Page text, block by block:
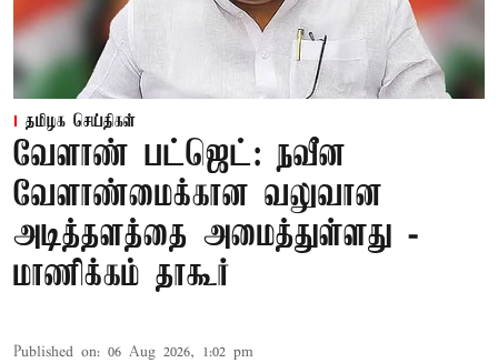
தமிழக செய்திகள்
வேளாண் பட்ஜெட்: நவீன
வேளாண்மைக்கான வலுவான
அடித்தளத்தை அமைத்துள்ளது -
மாணிக்கம் தாகூர்
Published on: 06 Aug 2026, 1:02 pm